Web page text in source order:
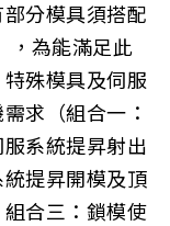
分模具須搭配
，為能滿足此
殊模具及伺服
求（組合一：
系統提昇射出
提昇開模及頂
合三：鎖模使